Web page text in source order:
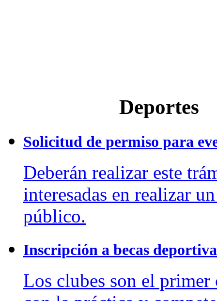
Deportes
Solicitud de permiso para
Deberán realizar este
interesadas en realizar
público.
Inscripción a becas
Los clubes son el